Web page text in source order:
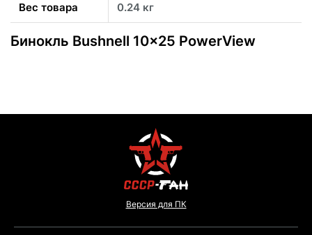
Вес товара 0.24 кг
Бинокль Bushnell 10x25 PowerView
Версия для ПК